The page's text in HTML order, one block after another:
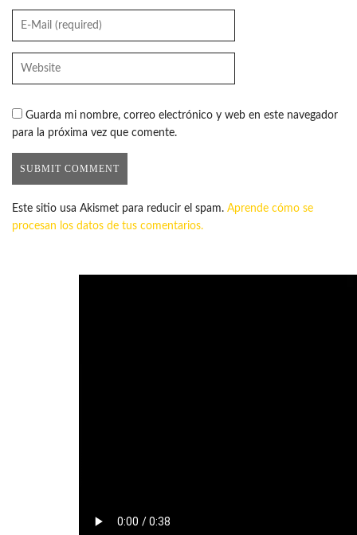
Guarda mi nombre, correo electrónico y web en este navegador
para la próxima vez que comente.
Este sitio usa Akismet para reducir el spam. Aprende cómo se
procesan los datos de tus comentarios.